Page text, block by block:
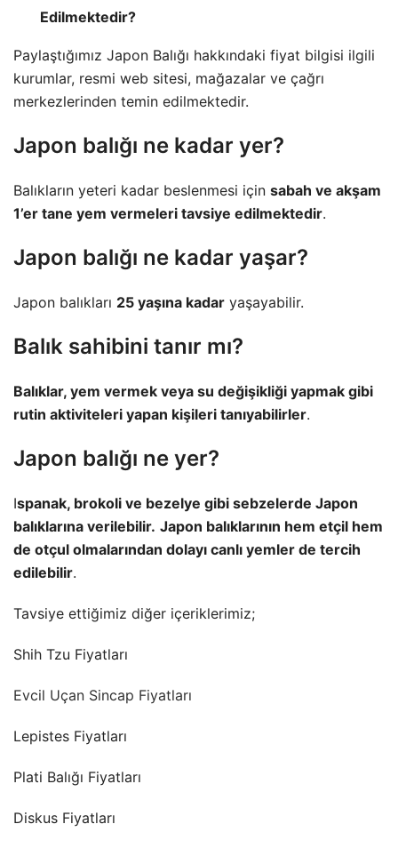
Edilmektedir?
Paylaştığımız Japon Balığı hakkındaki fiyat bilgisi ilgili
kurumlar, resmi web sitesi, mağazalar ve çağrı
merkezlerinden temin edilmektedir.
Japon balığı ne kadar yer?
Balıkların yeteri kadar beslenmesi için sabah ve akşam
1’er tane yem vermeleri tavsiye edilmektedir.
Japon balığı ne kadar yaşar?
Japon balıkları 25 yaşına kadar yaşayabilir.
Balık sahibini tanır mı?
Balıklar, yem vermek veya su değişikliği yapmak gibi
rutin aktiviteleri yapan kişileri tanıyabilirler.
Japon balığı ne yer?
Ispanak, brokoli ve bezelye gibi sebzelerde Japon
balıklarına verilebilir. Japon balıklarının hem etçil hem
de otçul olmalarından dolayı canlı yemler de tercih
edilebilir.
Tavsiye ettiğimiz diğer içeriklerimiz;
Shih Tzu Fiyatları
Evcil Uçan Sincap Fiyatları
Lepistes Fiyatları
Plati Balığı Fiyatları
Diskus Fiyatları